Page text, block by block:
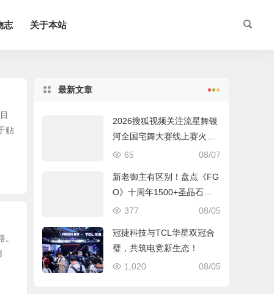
志 关于本站
贴
最新文章
2026搜狐视频关注流星舞银
河全国宅舞大赛线上赛火热
进行中
08/07
65
新老御主有区别！盘点《FG
O》十周年1500+圣晶石福
利全部获取方式
08/05
377
冠捷科技与TCL华星双冠合
璧，共筑电竞新生态！
08/05
1,020